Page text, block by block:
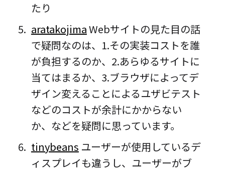
たり
aratakojimaWebサイトの見た目の話
で疑問なのは、1.その実装コストを誰
が負担するのか、2.あらゆるサイトに
当てはまるか、3.ブラウザによってデ
ザイン変えることによるユザビテスト
などのコストが余計にかからない
か、などを疑問に思っています。
tinybeans ユーザーが使用しているデ
ィスプレイも違うし、ユーザーがブ